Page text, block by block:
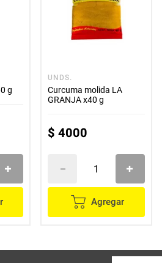
g
UNDS.
Curcuma molida LA
GRANJA x40 g
$ 4000
Agregar